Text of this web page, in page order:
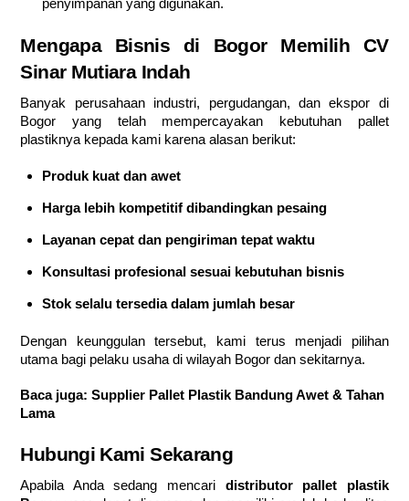
Mengapa Bisnis di Bogor Memilih CV
Sinar Mutiara Indah
Banyak perusahaan industri, pergudangan, dan ekspor di
Bogor yang telah mempercayakan kebutuhan pallet
plastiknya kepada kami karena alasan berikut:
Produk kuat dan awet
Harga lebih kompetitif dibandingkan pesaing
Layanan cepat dan pengiriman tepat waktu
Konsultasi profesional sesuai kebutuhan bisnis
Stok selalu tersedia dalam jumlah besar
Dengan keunggulan tersebut, kami terus menjadi pilihan
utama bagi pelaku usaha di wilayah Bogor dan sekitarnya.
Baca juga:Supplier Pallet Plastik Bandung Awet & Tahan
Lama
Hubungi Kami Sekarang
Apabila Anda sedang mencari distributor pallet plastik